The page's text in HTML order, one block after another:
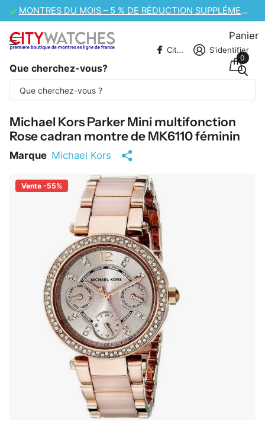
VENTE DE MONTRES CASIO – 10 % DE
Que cherchez-vous?
CitywatchesFR S'identifier
Panier
0
Une partie du contenu est traduite
automatiquement.
Michael Kors Parker Mini multifonction
Rose cadran montre de MK6110 féminin
Marque Michael Kors
Vente -55%